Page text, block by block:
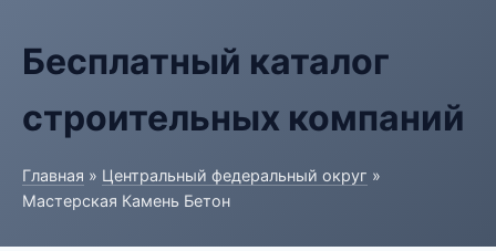
Бесплатный каталог
строительных компаний
Главная » Центральный федеральный округ »
Мастерская Камень Бетон